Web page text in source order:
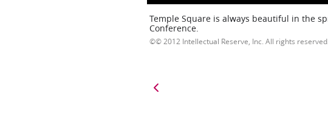
Temple Square is always beautiful in the
Conference.
© 2012 Intellectual Reserve, Inc. All rights reserved.